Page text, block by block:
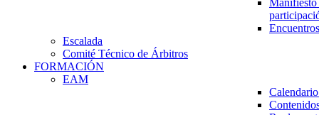
Escalada
Comité Técnico de Árbitros
FORMACIÓN
EAM